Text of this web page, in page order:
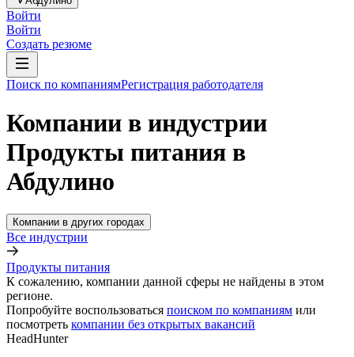
Войти
Войти
Создать резюме
Поиск по компаниямРегистрация работодателя
Компании в индустрии
Продукты питания в
Абдулино
Компании в других городах
Все индустрии
Продукты питания
К сожалению, компании данной сферы не найдены в этом
регионе.
Попробуйте воспользоваться поиском по компаниям или
посмотреть компании без открытых вакансий
HeadHunter